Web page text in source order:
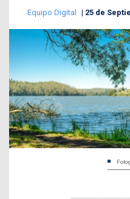
Equipo Digital 25 de